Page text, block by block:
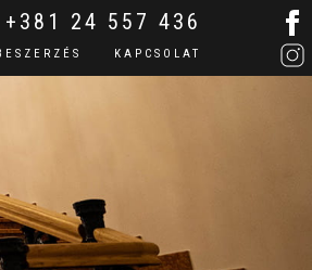
KAPCSOLAT
+381 24 557 436